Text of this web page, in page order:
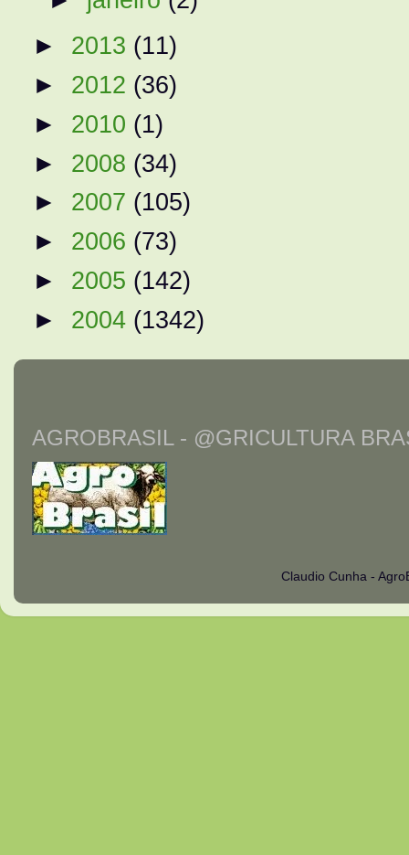
► 2013 (11)
► 2012 (36)
► 2010 (1)
► 2008 (34)
► 2007 (105)
► 2006 (73)
► 2005 (142)
► 2004 (1342)
AGROBRASIL - @GRICULTURA
Claudio Cunha -